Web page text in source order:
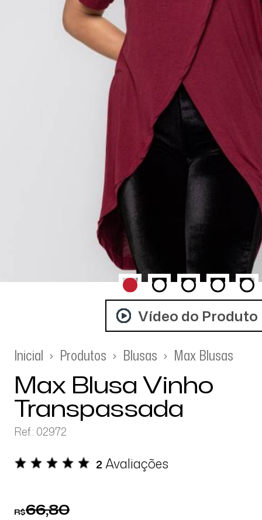
Vídeo do Produto
Inicial
Produtos Blusas Max Blusas
Max Blusa Vinho
Transpassada
Ref.: 02972
2 Avaliações
R$66,80